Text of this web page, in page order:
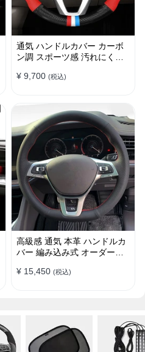
通気 ハンドルカバー カーボ
ン調 スポーツ感 汚れにくい
け簡単 38CM
¥ 9,700 (税込)
高級感 通気 本革 ハンドルカ
バー 編み込み式 オーダーメ
プ
¥ 15,450 (税込)